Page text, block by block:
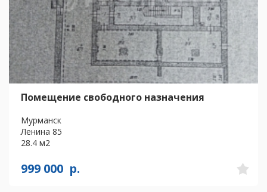
Помещение свободного назначения
Мурманск
Ленина 85
28.4 м2
999 000 р.